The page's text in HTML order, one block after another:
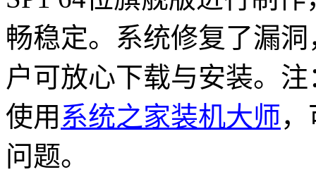
畅稳定。系统修复了漏
户可放心下载与安装。 注
使用 系统之家装机大师
问题。